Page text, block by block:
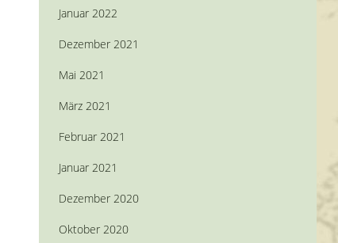
Januar 2022
Dezember 2021
Mai 2021
März 2021
Februar 2021
Januar 2021
Dezember 2020
Oktober 2020